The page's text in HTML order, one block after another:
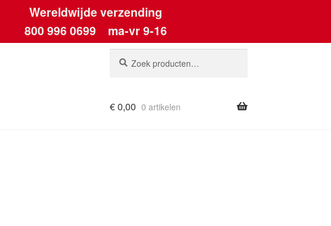
Wereldwijde verzending
800 996 0699 ma-vr 9-16
naar:
€0,00 0 artikelen